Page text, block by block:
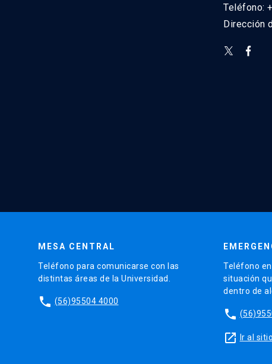
Teléfono:
Dirección
MESA CENTRAL
Teléfono para comunicarse con las
distintas áreas de la Universidad.
phone (56)95504 4000
Teléfono
situación
dentro de
phone
launch Ir al